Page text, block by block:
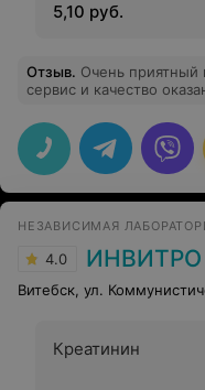
5,10 руб.
Отзыв. Очень приятный
сервис и качество
НЕЗАВИСИМАЯ
4.0 ИНВИТРО
Витебск, ул.
Креатинин